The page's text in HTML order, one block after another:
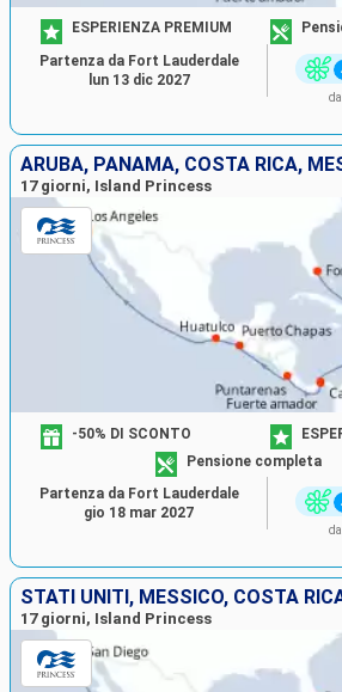
ESPERIENZA PREMIUM
da
Partenza da Fort Lauderdale
lun 13 dic 2027
ARUBA, PANAMA, COSTA RICA,
17 giorni, Island Princess
-50% DI SCONTO
Pensione completa
da
Partenza da Fort Lauderdale
gio 18 mar 2027
STATI UNITI, MESSICO, COSTA
17 giorni, Island Princess